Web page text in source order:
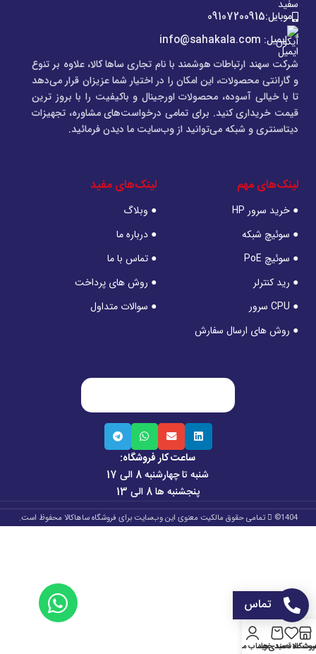
موبایل:09107200915
ایمیل: info@sahakala.com
شرکت سهند ارتباطات هوشمند با نام تجاری ساها کالا، علاوه‌ بر تنوع
و گارانتی محصولات، این امکان را در اختیار شما عزیزان قرار می‌دهد
تا با خیالی آسوده، محصولات اورجینال و باکیفیت را با بروز ترین
قیمت خریداری کنید. برای تمامی درخواست‌های مشاوره، تجهیزات
دیتاسنتری و شبکه می‌توانید از وب‌سایت ما دیدن فرمائید.
لینک‌های مهم
● خرید سرور HP
● سوئیچ شبکه
● سوئیچ PoE
● رید کنترلر
● CPU سرور
● روش های ارسال سفارش
لینک‌های مفید
● وبلاگ
● درباره ما
● تماس با ما
● روش های پرداخت
● سوالات متداول
ساعت کار فروشگاه:
شنبه تا چهارشنبه 8 الی 17
پنجشنبه ها 8 الی 13
1404© تمامی حقوق مالکیت معنوی این وب‌سایت برای فروشگاه ساهاکالا محفوظ است.
علاقه‌مندی‌ها
سبد خریدحساب من
تماس